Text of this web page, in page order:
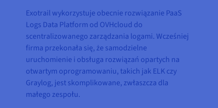
Exotrail wykorzystuje obecnie rozwiązanie PaaS
Logs Data Platform od OVHcloud do
scentralizowanego zarządzania logami. Wcześniej
firma przekonała się, że samodzielne
uruchomienie i obsługa rozwiązań opartych na
otwartym oprogramowaniu, takich jak ELK czy
Graylog, jest skomplikowane, zwłaszcza dla
małego zespołu.